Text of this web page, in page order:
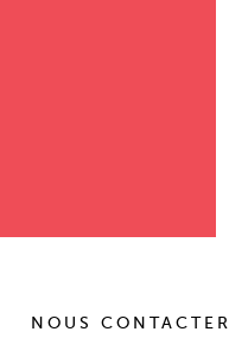
NOUS CONTACTER